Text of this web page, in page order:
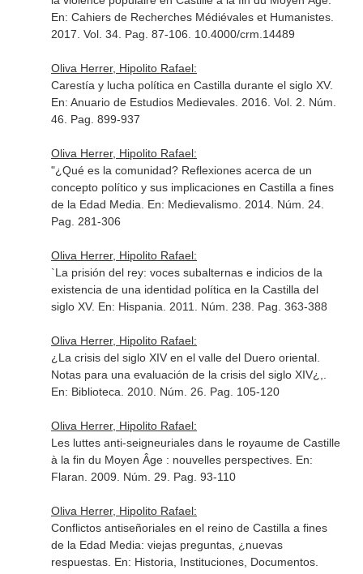
En: Cahiers de Recherches Médiévales et Humanistes.
2017. Vol. 34. Pag. 87-106. 10.4000/crm.14489
Oliva Herrer, Hipolito Rafael:
Carestía y lucha política en Castilla durante el siglo XV.
En: Anuario de Estudios Medievales. 2016. Vol. 2. Núm.
46. Pag. 899-937
Oliva Herrer, Hipolito Rafael:
"¿Qué es la comunidad? Reflexiones acerca de un
concepto político y sus implicaciones en Castilla a fines
de la Edad Media. En: Medievalismo. 2014. Núm. 24.
Pag. 281-306
Oliva Herrer, Hipolito Rafael:
`La prisión del rey: voces subalternas e indicios de la
existencia de una identidad política en la Castilla del
siglo XV. En: Hispania . 2011. Núm. 238. Pag. 363-388
Oliva Herrer, Hipolito Rafael:
¿La crisis del siglo XIV en el valle del Duero oriental.
Notas para una evaluación de la crisis del siglo XIV¿,.
En: Biblioteca . 2010. Núm. 26. Pag. 105-120
Oliva Herrer, Hipolito Rafael:
Les luttes anti-seigneuriales dans le royaume de Castille
à la fin du Moyen Âge : nouvelles perspectives. En:
Flaran . 2009. Núm. 29. Pag. 93-110
Oliva Herrer, Hipolito Rafael:
Conflictos antiseñoriales en el reino de Castilla a fines
de la Edad Media: viejas preguntas, ¿nuevas
respuestas. En: Historia, Instituciones, Documentos.